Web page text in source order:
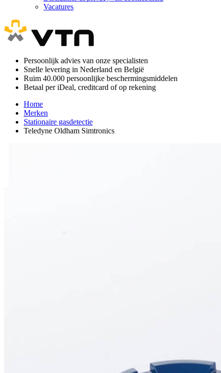
Vacatures
Persoonlijk advies van onze specialisten
Snelle levering in Nederland en België
Ruim 40.000 persoonlijke beschermingsmiddelen
Betaal per iDeal, creditcard of op rekening
Home
Merken
Stationaire gasdetectie
Teledyne Oldham Simtronics